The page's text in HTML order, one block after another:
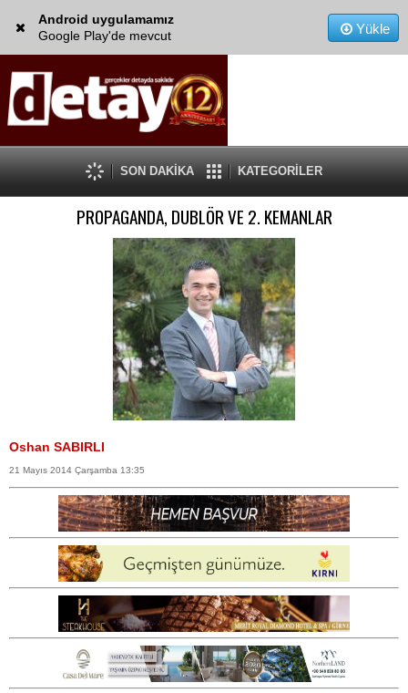
Android uygulamamız
Google Play'de mevcut
Yükle
SON DAKİKA KATEGORİLER
PROPAGANDA, DUBLÖR VE 2. KEMANLAR
Oshan SABIRLI
21 Mayıs 2014 Çarşamba 13:35